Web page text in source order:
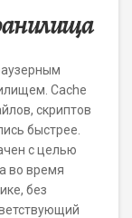
Cache
скриптов
быстрее.
с целью
во время
без